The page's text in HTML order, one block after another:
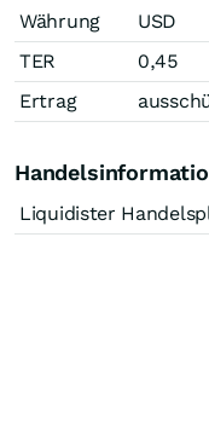
Währung
USD
TER
0,45
Ertrag
Liquidister